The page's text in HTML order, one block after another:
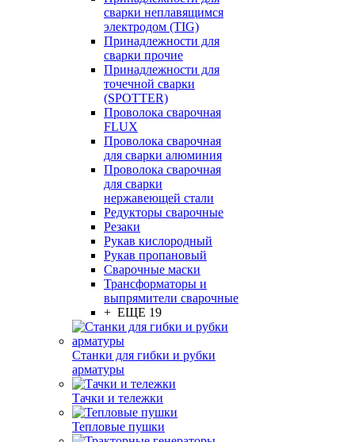
сварки неплавящимся
электродом (TIG)
Принадлежности для
сварки прочие
Принадлежности для
точечной сварки
(SPOTTER)
Проволока сварочная
FLUX
Проволока сварочная
для сварки алюминия
Проволока сварочная
для сварки
нержавеющей стали
Редукторы сварочные
Резаки
Рукав кислородный
Рукав пропановый
Сварочные маски
Трансформаторы и
выпрямители сварочные
+ ЕЩЕ 19
Станки для гибки и рубки
арматуры
Тачки и тележки
Тепловые пушки